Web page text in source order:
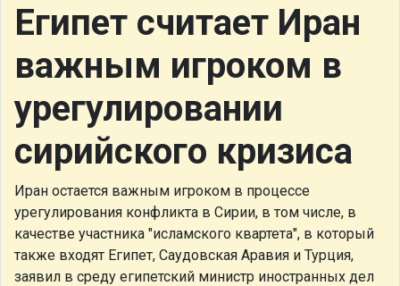
Египет считает Иран
важным игроком в
урегулировании
сирийского кризиса
Иран остается важным игроком в процессе
урегулирования конфликта в Сирии, в том числе, в
качестве участника "исламского квартета", в который
также входят Египет, Саудовская Аравия и Турция,
заявил в среду египетский министр иностранных дел